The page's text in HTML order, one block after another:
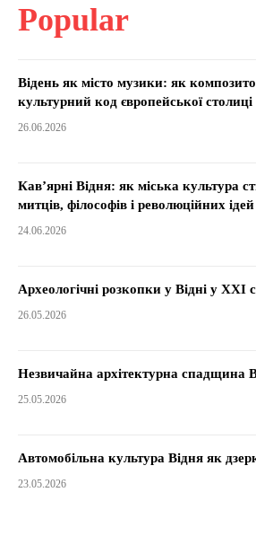
Popular
Відень як місто музики: як
культурний код європейської столиці
26.06.2026
Кав’ярні Відня: як міська культура
митців, філософів і революційних ідей
24.06.2026
Археологічні розкопки у Відні у XXI
26.05.2026
Незвичайна архітектурна спадщина
25.05.2026
Автомобільна культура Відня як
23.05.2026